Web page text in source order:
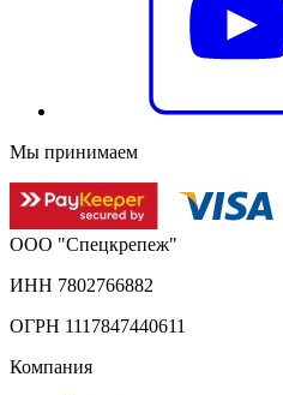
Мы принимаем
ООО "Спецкрепеж"
ИНН 7802766882
ОГРН 1117847440611
Компания